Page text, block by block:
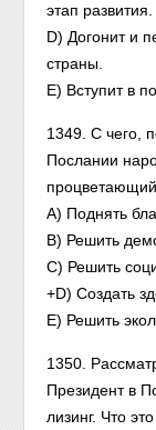
этап развития.
D) Догонит и
страны.
Е) Вступит в
1349. С чего,
Послании
А) Поднять
В) Решить
С) Решить
+D) Создать
Е) Решить
1350.
Президент в
лизинг. Что